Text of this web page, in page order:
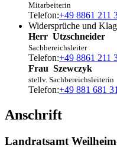
Mitarbeiterin
Telefon:+49 8861 211
Widersprüche und
Herr Utzschneider
Sachbereichsleiter
Telefon:+49 8861 211
Frau Szewczyk
stellv. Sachbereichsleiterin
Telefon:+49 881 681
Anschrift
Landratsamt